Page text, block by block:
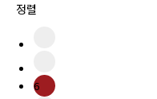
정렬
6